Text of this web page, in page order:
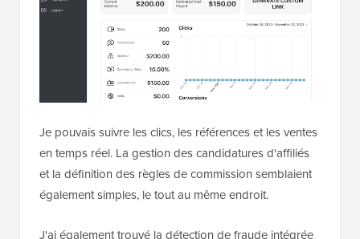
Je pouvais suivre les clics, les références et les ventes
en temps réel. La gestion des candidatures d'affiliés
et la définition des règles de commission semblaient
également simples, le tout au même endroit.
J'ai également trouvé la détection de fraude intégrée